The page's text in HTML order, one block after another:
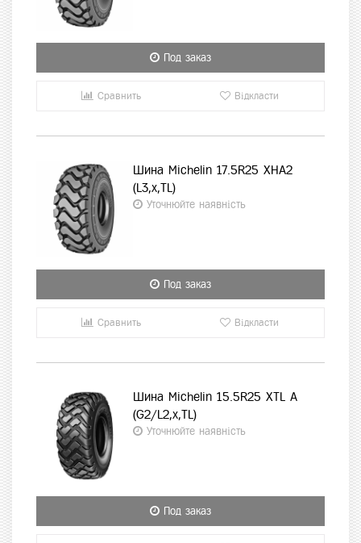
Под заказ
Сравнить Відкласти
Шина Michelin 17.5R25 XHA2
(L3,x,TL)
Уточнюйте наявність
Под заказ
Сравнить Відкласти
Шина Michelin 15.5R25 XTL A
(G2/L2,x,TL)
Уточнюйте наявність
Под заказ